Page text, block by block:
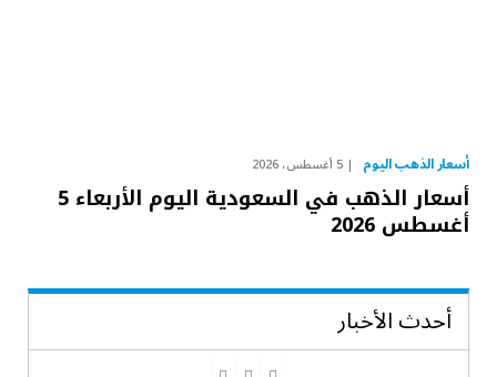
أسعار الذهب اليوم 5 أغسطس، 2026
أسعار الذهب في السعودية اليوم الأربعاء 5
أغسطس 2026
أحدث الأخبار